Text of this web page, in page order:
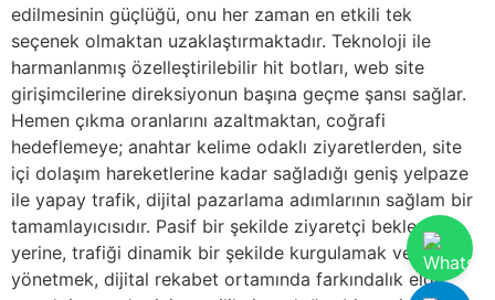
edilmesinin güçlüğü, onu her zaman en etkili tek
seçenek olmaktan uzaklaştırmaktadır. Teknoloji ile
harmanlanmış özelleştirilebilir hit botları, web site
girişimcilerine direksiyonun başına geçme şansı sağlar.
Hemen çıkma oranlarını azaltmaktan, coğrafi
hedeflemeye; anahtar kelime odaklı ziyaretlerden, site
içi dolaşım hareketlerine kadar sağladığı geniş yelpaze
ile yapay trafik, dijital pazarlama adımlarının sağlam bir
tamamlayıcısıdır. Pasif bir şekilde ziyaretçi beklemek
yerine, trafiği dinamik bir şekilde kurgulamak ve
yönetmek, dijital rekabet ortamında farkındalık elde